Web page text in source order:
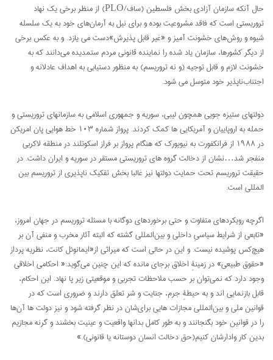
حال آنکه سازمان آزادی بخش فلسطین (ساف/PLO) از منظر برخی یک نهاد
تروریستی است که فاقد مشروعیت بوده و برای نیل به آرمان‌های خود به یک سلسله
شیوه و روش‌های خشونت آمیز و «غیر قابل پذیرش»دست می یازد. و به عکس برخی
از دیگر کشورها، سازمان یاد شده را نماینده قانونی مردم ستمدیده می‌دانند که به
خشونت لازم و قابل توجیه (و نه تروریسم) به منظور دستیابی به اهداف عادلانه و
اجتناب‌ناپذیر خود متوسل می شود.
دولتهای ستیزه جویی همچون لیبی، سوریه و جمهوری اسلامی به سازمانهای تروریستی و
حمله به اروپاییان و آمریکایی ها کمک کردند. پرواز شماره ۱۰۳ خط هوایی پان امریکن
در ۱۹۸۸ از فرانکفورت به نیویورک که هنگام پرواز بر فراز اسکوتلند در منطقه لاکربی
منفجر شد…نشان از دخالت گروه های تروریستی مستقر در سوریه و ایران داشت. در
حقیقت تروریسم تحت حمایت دولتها نیز غالبا بخش تفکیک ناپذیری از تروریسم بین
المللی است.
اگرچه رویکردهای متفاوت و حتی برخوردهای دوگانه با مسئله تروریسم در جهان امروز،
«تابعی از شرایط سیاسیِ داخلی و بین‌المللی گشته که البته آثار مخرب و منفی آن بر
هیچ‌کس پوشیده نیست. و این در حالی است که میراثی از«ایمانوئل کانت، نظریه پرداز
«حقوق طبیعی» در زمینۀِ اخلاق برجای مانده که این چنین می‌گوید:« احکامی اخلاقی
وجود دارد که نمی‌توان بر حسب ملاحظات تجربی و موقعیتی زیر پا نهاد. این احکام،
قابل بازنمایی اند و به حیطۀِ جرم، جنایت و شر تعلق دارند و ضروری است که در
قوانین ملی و بین‌المللی مجازات هایی برای‌شان در نظر گرفته شود و نیز دولت ها آن‌ها
را در قوانین خود بگنجانند و به طور کامل بدانها واقعیت و عینیت بخشند و گرنه مجازیم
بدین کار وادارشان کنیم(حق دخالت انسان دوستانه یا قانونی).»